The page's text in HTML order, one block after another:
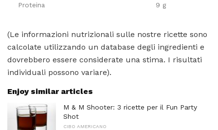
Proteina 9 g
(Le informazioni nutrizionali sulle nostre ricette sono
calcolate utilizzando un database degli ingredienti e
dovrebbero essere considerate una stima. I risultati
individuali possono variare).
Enjoy similar articles
M & M Shooter: 3 ricette per il Fun Party
Shot
CIBO AMERICANO